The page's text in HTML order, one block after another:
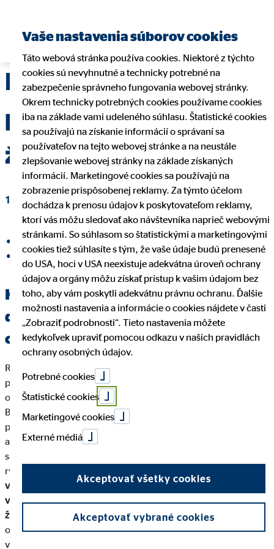
sprostredkovateľa
Pandémia zmenila
postoj Slovákov k
životnému poisteniu
15. apríla 2021 OVB Allfinanz Slovensko a.s.
Zdieľať na Facebooku
Zdieľať na LinkedInu
Kríza máva na Slovákov pozitívne
dopady: sme opatrnejší a finančne sa
chránime
Rok 2017 bol v modernej histórii Slovenska skutočne
prelomový a výnimočný: predpísané poistné aj objem vkladov
obyvateľstva narástol medziročne o 8, resp. 8,5 percenta
Bolo to prvýkrát, čo sa rýchly rast platov a životnej úrovne
preniesol súčasne do vkladov aj poistnej ochrany života
a zdravia. Ďalšie dva roky podobný výsledok nepriniesli, keďže
sa rast predpísaného poistného spomalil, pričom vklady ďalej
rýchlo rástli.
v rokoch 2009-2011 sa po šiestich rokoch definitívne
vytratila.Slováci nadobudli pocit, že im „definitívne nehrozí
žiadna kríza“ a prestali riešiť životné poistenie.A to až tak, že
opäť po dlhých rokoch predpis neživotného poistenia
v domácich poisťovniach predbehol životné poistenie (2019).
Vaše nastavenia súborov cookies
Táto webová stránka používa cookies. Niektoré z týchto
cookies sú nevyhnutné a technicky potrebné na
zabezpečenie správneho fungovania webovej stránky.
Okrem technicky potrebných cookies používame cookies
iba na základe vami udeleného súhlasu. Štatistické cookies
sa používajú na získanie informácií o správaní sa
používateľov na tejto webovej stránke a na neustále
zlepšovanie webovej stránky na základe získaných
informácií. Marketingové cookies sa používajú na
zobrazenie prispôsobenej reklamy. Za týmto účelom
dochádza k prenosu údajov k poskytovateľom reklamy,
ktorí vás môžu sledovať ako návštevníka naprieč webovými
stránkami. So súhlasom so štatistickými a marketingovými
cookies tiež súhlasíte s tým, že vaše údaje budú prenesené
do USA, hoci v USA neexistuje adekvátna úroveň ochrany
údajov a orgány môžu získať prístup k vašim údajom bez
toho, aby vám poskytli adekvátnu právnu ochranu. Ďalšie
možnosti nastavenia a informácie o cookies nájdete v časti
„Zobraziť podrobnosti“. Tieto nastavenia môžete
kedykoľvek upraviť pomocou odkazu v našich pravidlách
ochrany osobných údajov.
Potrebné cookies
Štatistické cookies
Marketingové cookies
Externé médiá
Akceptovať všetky cookies
Akceptovať vybrané cookies